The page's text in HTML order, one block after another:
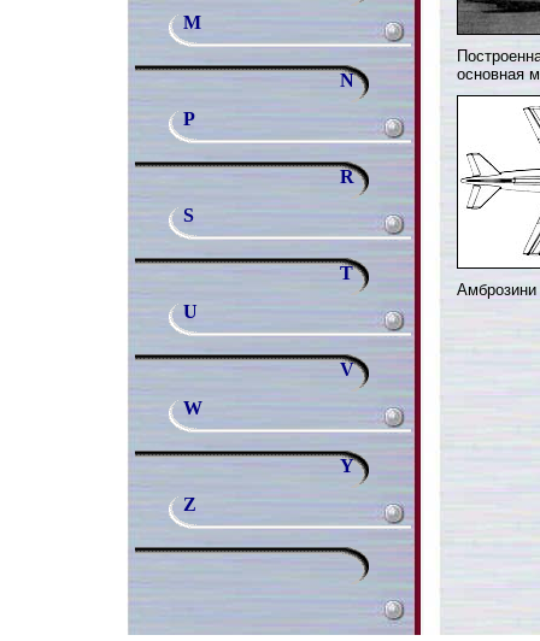
M
N
P
R
S
T
U
V
W
Y
Z
основная